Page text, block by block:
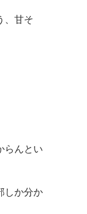
、甘そ
らんとい
しか分か